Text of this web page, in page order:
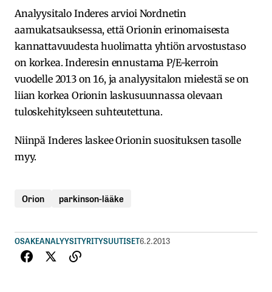
Analyysitalo Inderes arvioi Nordnetin
aamukatsauksessa, että Orionin erinomaisesta
kannattavuudesta huolimatta yhtiön arvostustaso
on korkea. Inderesin ennustama P/E-kerroin
vuodelle 2013 on 16, ja analyysitalon mielestä se on
liian korkea Orionin laskusuunnassa olevaan
tuloskehitykseen suhteutettuna.
Niinpä Inderes laskee Orionin suosituksen tasolle
myy.
Orion parkinson-lääke
OSAKEANALYYSITYRITYSUUTISET6.2.2013